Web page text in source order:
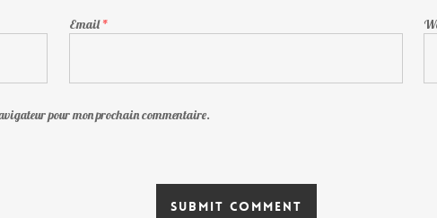
Email*
pour mon prochain commentaire.